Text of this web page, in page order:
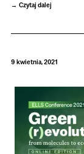
Czytaj dalej
9 kwietnia, 2021